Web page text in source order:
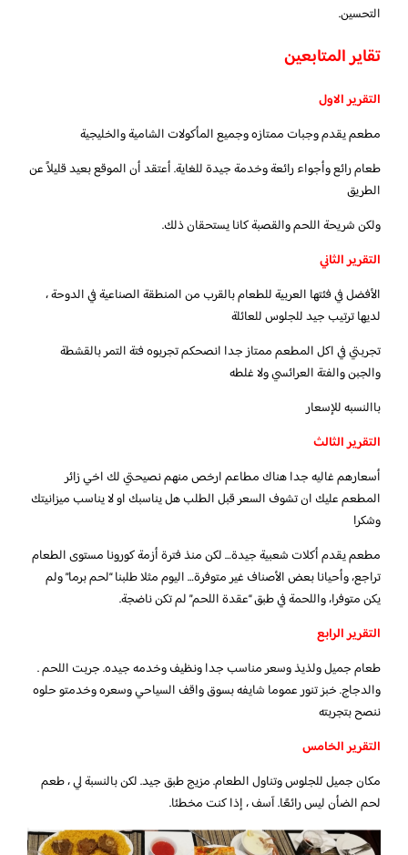
التحسين.
تقاير المتابعين
التقرير الاول
مطعم يقدم وجبات ممتازه وجميع المأكولات الشامية والخليجية
طعام رائع وأجواء رائعة وخدمة جيدة للغاية. أعتقد أن الموقع بعيد قليلاً عن
الطريق
ولكن شريحة اللحم والقصبة كانا يستحقان ذلك.
التقرير الثاني
الأفضل في فئتها العربية للطعام بالقرب من المنطقة الصناعية في الدوحة ،
لديها ترتيب جيد للجلوس للعائلة
تجربتي في اكل المطعم ممتاز جدا انصحكم تجربوه فتة التمر بالقشطة
والجبن والفتة العرائسي ولا غلطه
باالنسبه للإسعار
التقرير الثالث
أسعارهم غاليه جدا هناك مطاعم ارخص منهم نصيحتي لك اخي زائر
المطعم عليك ان تشوف السعر قبل الطلب هل يناسبك او لا يناسب ميزانيتك
وشكرا
مطعم يقدم أكلات شعبية جيدة… لكن منذ فترة أزمة كورونا مستوى الطعام
تراجع، وأحيانا بعض الأصناف غير متوفرة… اليوم مثلا طلبنا “لحم برما” ولم
يكن متوفرا، واللحمة في طبق “عقدة اللحم” لم تكن ناضجة.
التقرير الرابع
طعام جميل ولذيذ وسعر مناسب جدا ونظيف وخدمه جيده. جربت اللحم .
والدجاج. خبز تنور عموما شايفه بسوق واقف السياحي وسعره وخدمتو حلوه
ننصح بتجربته
التقرير الخامس
مكان جميل للجلوس وتناول الطعام. مزيج طبق جيد. لكن بالنسبة لي ، طعم
لحم الضأن ليس رائعًا. آسف ، إذا كنت مخطئا.